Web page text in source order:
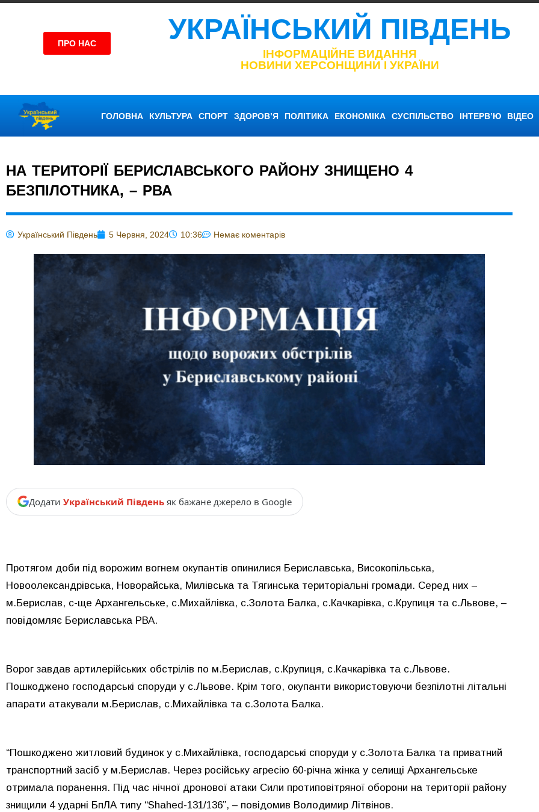
ПРО НАС УКРАЇНСЬКИЙ ПІВДЕНЬ
ІНФОРМАЦІЙНЕ ВИДАННЯ
НОВИНИ ХЕРСОНЩИНИ І УКРАЇНИ
ГОЛОВНА КУЛЬТУРА СПОРТ ЗДОРОВ’Я ПОЛІТИКА ЕКОНОМІКА СУСПІЛЬСТВО ІНТЕРВ’Ю ВІДЕО
НА ТЕРИТОРІЇ БЕРИСЛАВСЬКОГО РАЙОНУ ЗНИЩЕНО 4
БЕЗПІЛОТНИКА, – РВА
Український Південь 5 Червня, 2024 10:36 Немає коментарів
Додати Український Південь як бажане джерело в Google
Протягом доби під ворожим вогнем окупантів опинилися Бериславська, Високопільська,
Новоолександрівська, Новорайська, Милівська та Тягинська територіальні громади. Серед них –
м.Берислав, с-ще Архангельське, с.Михайлівка, с.Золота Балка, с.Качкарівка, с.Крупиця та с.Львове, –
повідомляє Бериславська РВА.
Ворог завдав артилерійських обстрілів по м.Берислав, с.Крупиця, с.Качкарівка та с.Львове.
Пошкоджено господарські споруди у с.Львове. Крім того, окупанти використовуючи безпілотні літальні
апарати атакували м.Берислав, с.Михайлівка та с.Золота Балка.
“Пошкоджено житловий будинок у с.Михайлівка, господарські споруди у с.Золота Балка та приватний
транспортний засіб у м.Берислав. Через російську агресію 60-річна жінка у селищі Архангельське
отримала поранення. Під час нічної дронової атаки Сили протиповітряної оборони на території району
знищили 4 ударні БпЛА типу “Shahed-131/136”, – повідомив Володимир Літвінов.